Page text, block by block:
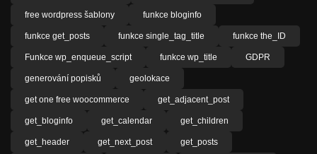
free wordpress šablony funkce bloginfo
funkce get_posts funkce single_tag_title funkce the_ID
Funkce wp_enqueue_script funkce wp_title GDPR
generování popisků geolokace
get one free woocommerce get_adjacent_post
get_bloginfo get_calendar get_children
get_header get_next_post get_posts